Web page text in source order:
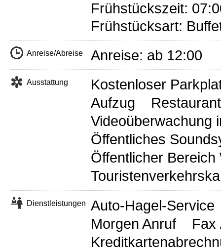
Frühstückszeit:
Frühstücksart:
Anreise/Abreise Anreise: ab 12:00
Ausstattung
Kostenloser
Aufzug
Restaurant
Videoüberwachung
Öffentliches
Öffentlicher
Dienstleistungen
Auto-Hagel-Service
Morgen Anruf
Fax